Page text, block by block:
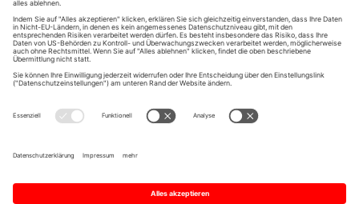
© 2026 Mitsubishi Electric Europe B.V.
Impressum
Datenschutz